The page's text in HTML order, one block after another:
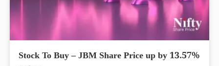
Stock To Buy – JBM Share Price up by 13.57%